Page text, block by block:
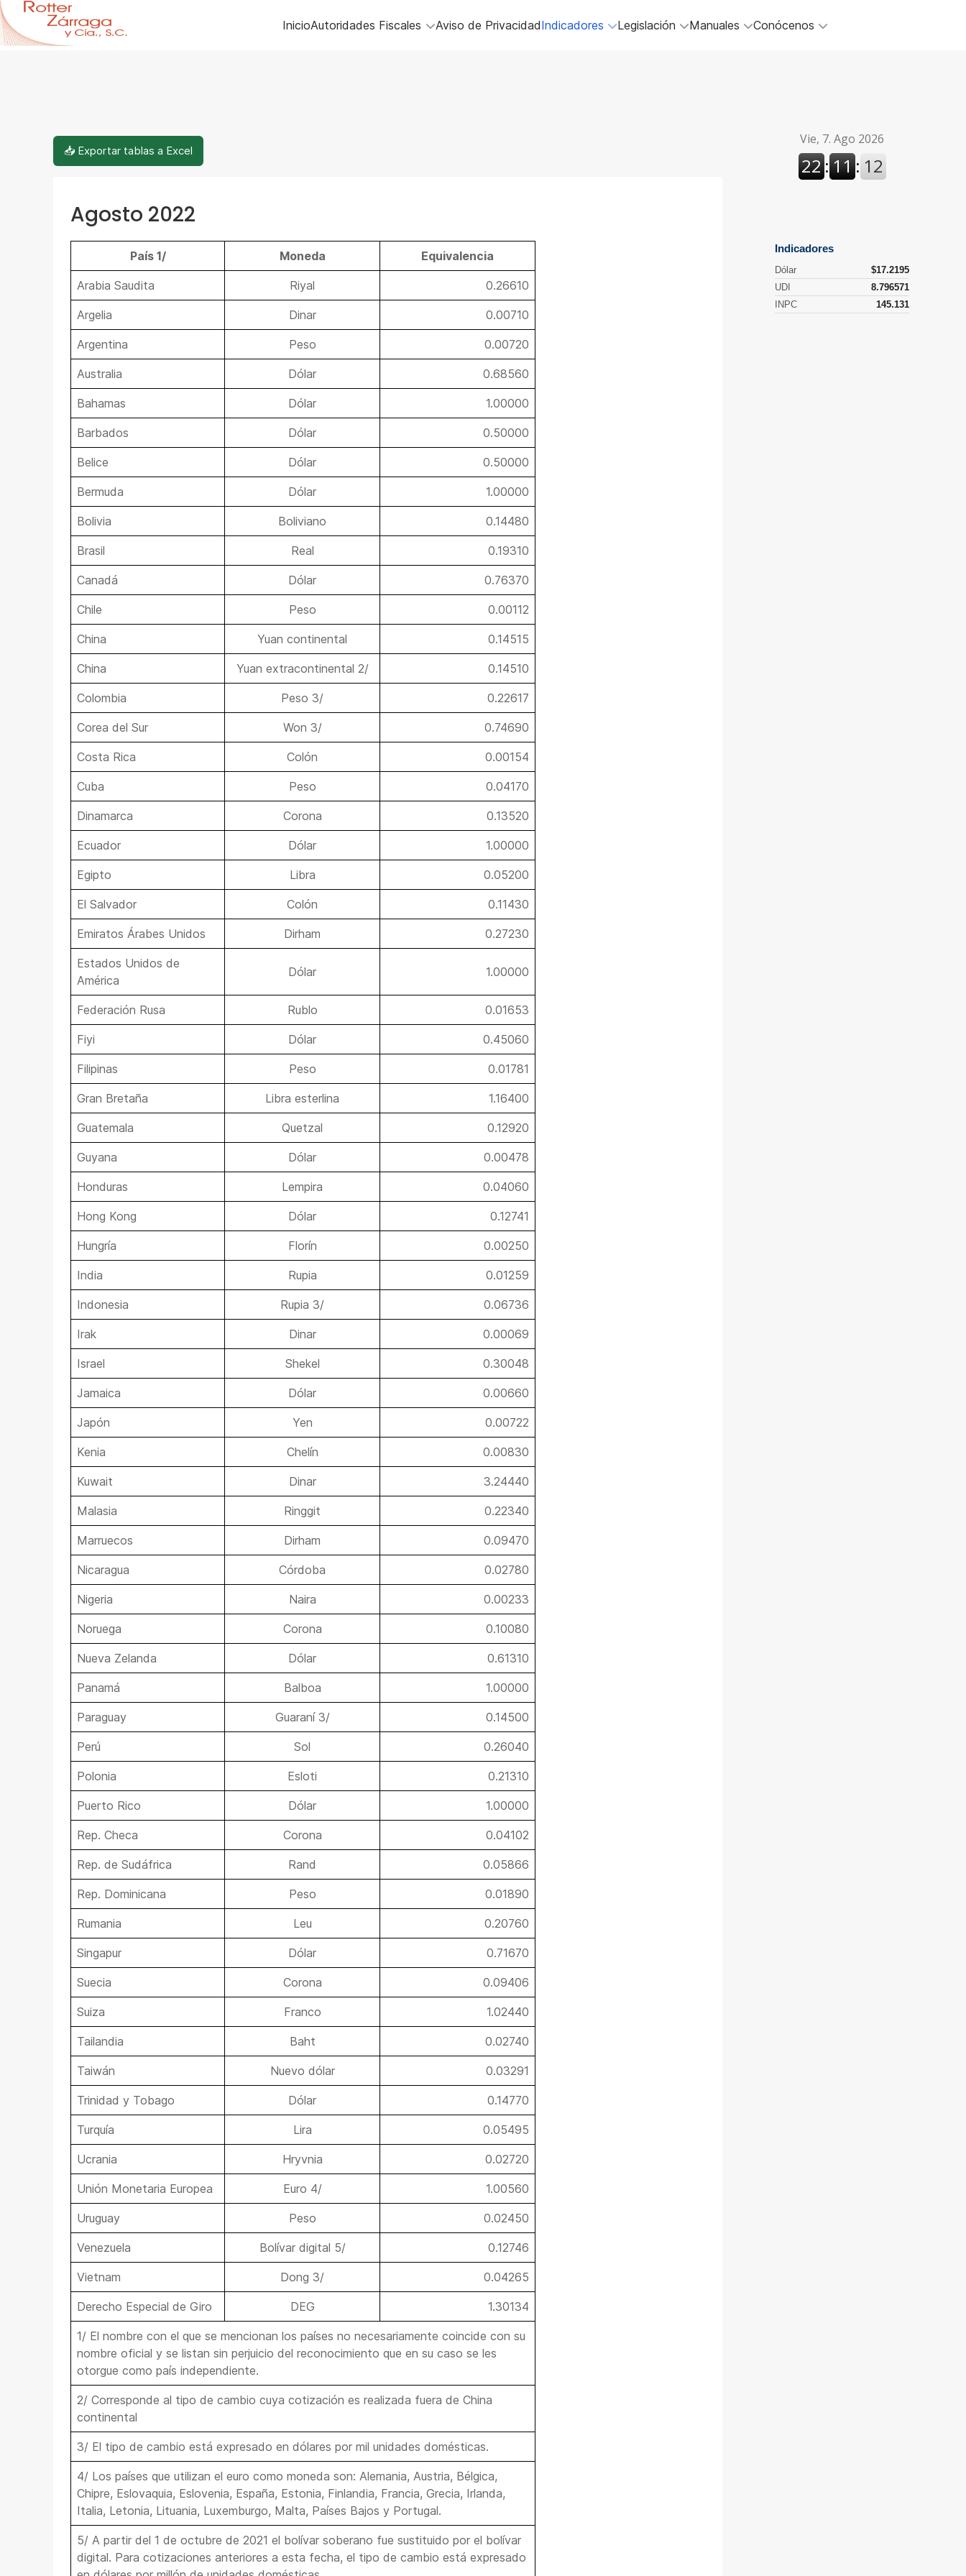
InicioAutoridades Fiscales Aviso de PrivacidadIndicadores Legislación Manuales Conócenos
📥 Exportar tablas a Excel
Agosto 2022
País 1/ Moneda Equivalencia
Arabia Saudita Riyal 0.26610
Argelia Dinar 0.00710
Argentina Peso 0.00720
Australia Dólar 0.68560
Bahamas Dólar 1.00000
Barbados Dólar 0.50000
Belice Dólar 0.50000
Bermuda Dólar 1.00000
Bolivia Boliviano 0.14480
Brasil Real 0.19310
Canadá Dólar 0.76370
Chile Peso 0.00112
China Yuan continental 0.14515
China Yuan extracontinental 2/ 0.14510
Colombia Peso 3/ 0.22617
Corea del Sur Won 3/ 0.74690
Costa Rica Colón 0.00154
Cuba Peso 0.04170
Dinamarca Corona 0.13520
Ecuador Dólar 1.00000
Egipto Libra 0.05200
El Salvador Colón 0.11430
Emiratos Árabes Unidos Dirham 0.27230
Estados Unidos de
América
Dólar 1.00000
Federación Rusa Rublo 0.01653
Fiyi Dólar 0.45060
Filipinas Peso 0.01781
Gran Bretaña Libra esterlina 1.16400
Guatemala Quetzal 0.12920
Guyana Dólar 0.00478
Honduras Lempira 0.04060
Hong Kong Dólar 0.12741
Hungría Florín 0.00250
India Rupia 0.01259
Indonesia Rupia 3/ 0.06736
Irak Dinar 0.00069
Israel Shekel 0.30048
Jamaica Dólar 0.00660
Japón Yen 0.00722
Kenia Chelín 0.00830
Kuwait Dinar 3.24440
Malasia Ringgit 0.22340
Marruecos Dirham 0.09470
Nicaragua Córdoba 0.02780
Nigeria Naira 0.00233
Noruega Corona 0.10080
Nueva Zelanda Dólar 0.61310
Panamá Balboa 1.00000
Paraguay Guaraní 3/ 0.14500
Perú Sol 0.26040
Polonia Esloti 0.21310
Puerto Rico Dólar 1.00000
Rep. Checa Corona 0.04102
Rep. de Sudáfrica Rand 0.05866
Rep. Dominicana Peso 0.01890
Rumania Leu 0.20760
Singapur Dólar 0.71670
Suecia Corona 0.09406
Suiza Franco 1.02440
Tailandia Baht 0.02740
Taiwán Nuevo dólar 0.03291
Trinidad y Tobago Dólar 0.14770
Turquía Lira 0.05495
Ucrania Hryvnia 0.02720
Unión Monetaria Europea Euro 4/ 1.00560
Uruguay Peso 0.02450
Venezuela Bolívar digital 5/ 0.12746
Vietnam Dong 3/ 0.04265
Derecho Especial de Giro DEG 1.30134
1/ El nombre con el que se mencionan los países no necesariamente coincide con su
nombre oficial y se listan sin perjuicio del reconocimiento que en su caso se les
otorgue como país independiente.
2/ Corresponde al tipo de cambio cuya cotización es realizada fuera de China
continental
3/ El tipo de cambio está expresado en dólares por mil unidades domésticas.
4/ Los países que utilizan el euro como moneda son: Alemania, Austria, Bélgica,
Chipre, Eslovaquia, Eslovenia, España, Estonia, Finlandia, Francia, Grecia, Irlanda,
Italia, Letonia, Lituania, Luxemburgo, Malta, Países Bajos y Portugal.
5/ A partir del 1 de octubre de 2021 el bolívar soberano fue sustituido por el bolívar
digital. Para cotizaciones anteriores a esta fecha, el tipo de cambio está expresado